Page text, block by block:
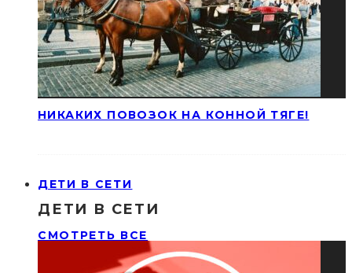
НИКАКИХ ПОВОЗОК НА КОННОЙ ТЯГЕ!
ДЕТИ В СЕТИ
ДЕТИ В СЕТИ
СМОТРЕТЬ ВСЕ